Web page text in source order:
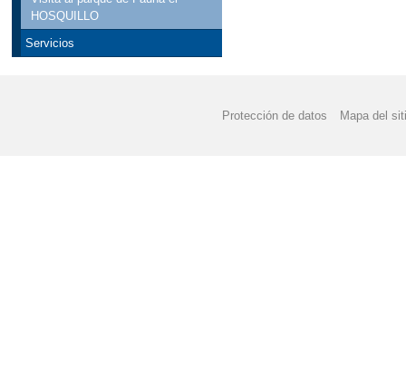
HOSQUILLO
Servicios
Protección de datos Mapa del